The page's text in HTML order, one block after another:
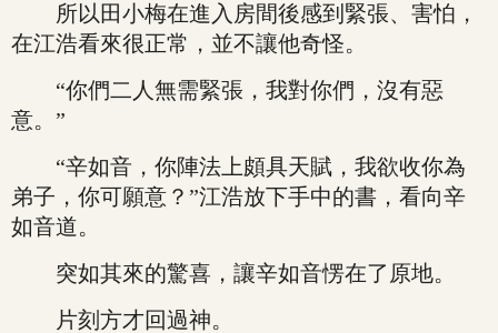
所以田小梅在進入房間後感到緊張、害怕，
在江浩看來很正常，並不讓他奇怪。
“你們二人無需緊張，我對你們，沒有惡
意。”
“辛如音，你陣法上頗具天賦，我欲收你為
弟子，你可願意？”江浩放下手中的書，看向辛
如音道。
突如其來的驚喜，讓辛如音愣在了原地。
片刻方才回過神。